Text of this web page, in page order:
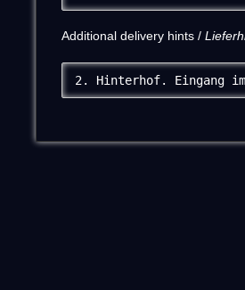
Additional delivery hints /
2. Hinterhof. Eingang